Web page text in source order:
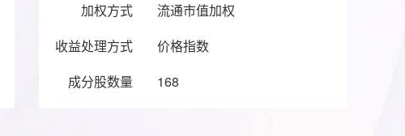
加权方式
流通市值加权
收益处理方式
价格指数
成分股数量
168